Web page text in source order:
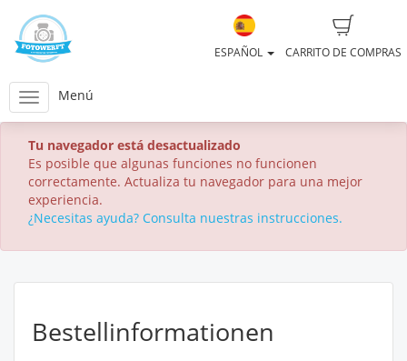
CARRITO DE COMPRAS
ESPAÑOL
Menú
Tu navegador está desactualizado
Es posible que algunas funciones no funcionen
correctamente. Actualiza tu navegador para una mejor
experiencia.
¿Necesitas ayuda? Consulta nuestras instrucciones.
Bestellinformationen